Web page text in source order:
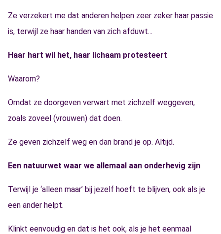
Ze verzekert me dat anderen helpen zeer zeker haar passie
is, terwijl ze haar handen van zich afduwt...
Haar hart wil het, haar lichaam protesteert
Waarom?
Omdat ze doorgeven verwart met zichzelf weggeven,
zoals zoveel (vrouwen) dat doen.
Ze geven zichzelf weg en dan brand je op. Altijd.
Een natuurwet waar we allemaal aan onderhevig zijn
Terwijl je ‘alleen maar’ bij jezelf hoeft te blijven, ook als je
een ander helpt.
Klinkt eenvoudig en dat is het ook, als je het eenmaal